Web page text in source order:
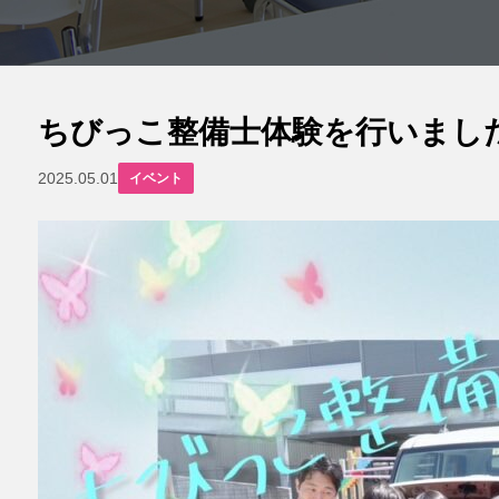
ちびっこ整備士体験を行いまし
2025.05.01 イベント